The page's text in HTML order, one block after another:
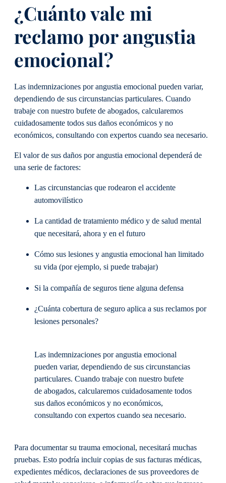
¿Cuánto vale mi
reclamo por angustia
emocional?
Las indemnizaciones por angustia emocional pueden variar,
dependiendo de sus circunstancias particulares. Cuando
trabaje con nuestro bufete de abogados, calcularemos
cuidadosamente todos sus daños económicos y no
económicos, consultando con expertos cuando sea necesario.
El valor de sus daños por angustia emocional dependerá de
una serie de factores:
Las circunstancias que rodearon el accidente
automovilístico
La cantidad de tratamiento médico y de salud mental
que necesitará, ahora y en el futuro
Cómo sus lesiones y angustia emocional han limitado
su vida (por ejemplo, si puede trabajar)
Si la compañía de seguros tiene alguna defensa
¿Cuánta cobertura de seguro aplica a sus reclamos por
lesiones personales?
Las indemnizaciones por angustia emocional
pueden variar, dependiendo de sus circunstancias
particulares. Cuando trabaje con nuestro bufete
de abogados, calcularemos cuidadosamente todos
sus daños económicos y no económicos,
consultando con expertos cuando sea necesario.
Para documentar su trauma emocional, necesitará muchas
pruebas. Esto podría incluir copias de sus facturas médicas,
expedientes médicos, declaraciones de sus proveedores de